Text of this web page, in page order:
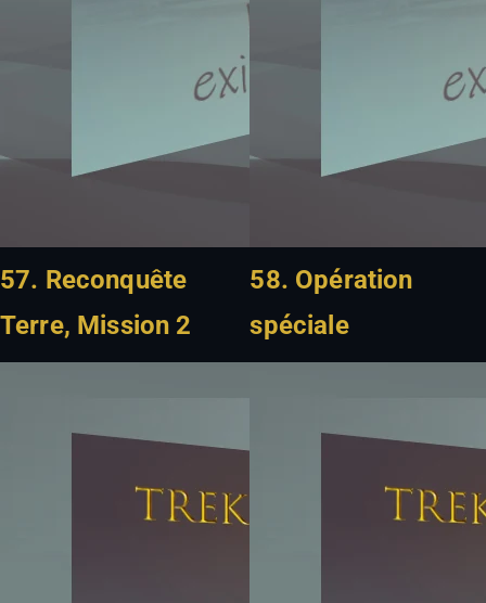
57. Reconquête
Terre, Mission 2
58. Opération
spéciale